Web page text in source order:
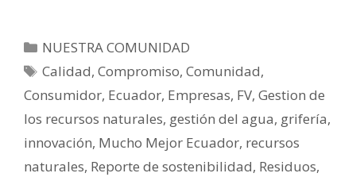
NUESTRA COMUNIDAD
Calidad,Compromiso,Comunidad,
Consumidor, Ecuador, Empresas, FV, Gestion de
los recursos naturales, gestión del agua, grifería,
innovación, Mucho Mejor Ecuador, recursos
naturales, Reporte de sostenibilidad, Residuos,